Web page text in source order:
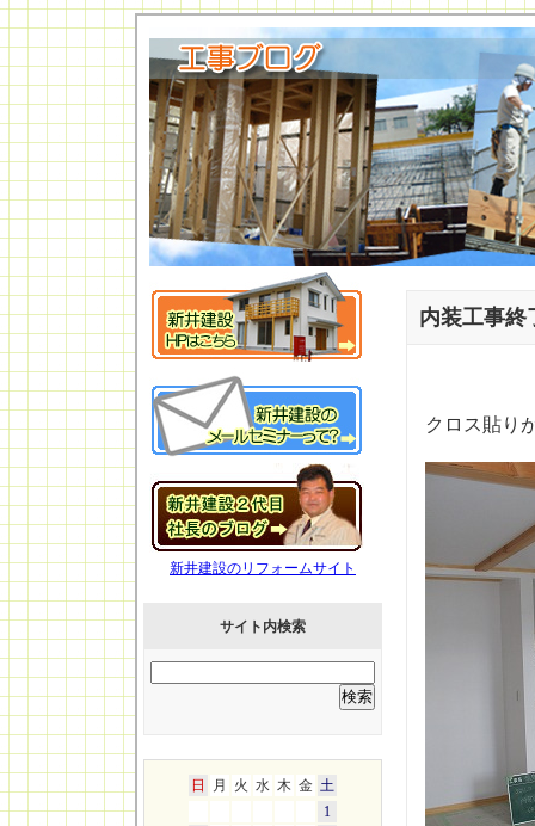
新井建設のリフォームサイト
サイト内検索
日 月 火 水 木 金 土
1
内装工事終
クロス貼り